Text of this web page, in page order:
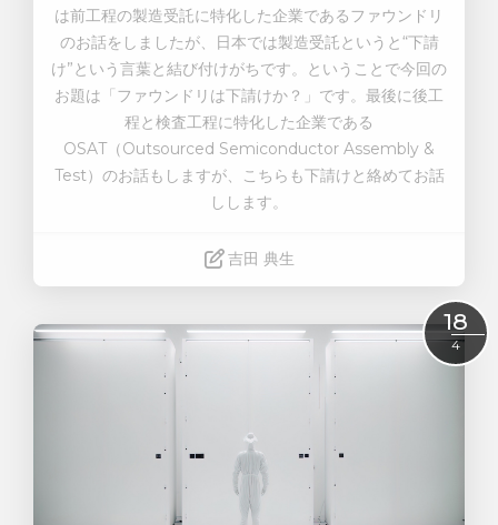
は前工程の製造受託に特化した企業であるファウンドリ
のお話をしましたが、日本では製造受託というと“下請
け”という言葉と結び付けがちです。ということで今回の
お題は「ファウンドリは下請けか？」です。最後に後工
程と検査工程に特化した企業である
OSAT（Outsourced Semiconductor Assembly &
Test）のお話もしますが、こちらも下請けと絡めてお話
しします。
吉田 典生
18
4